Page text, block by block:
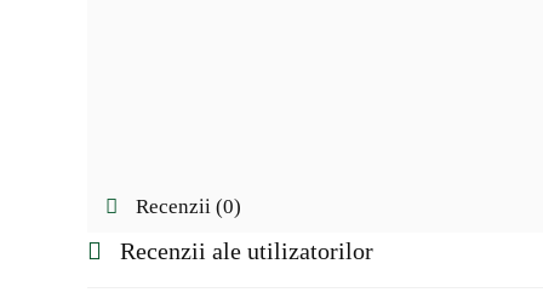
Recenzii (0)
Recenzii ale utilizatorilor